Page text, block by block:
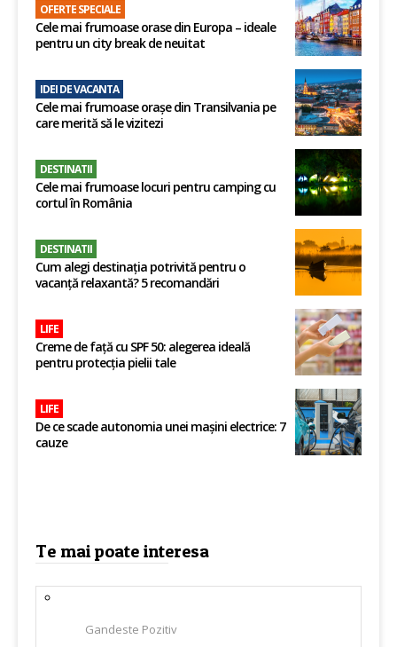
OFERTE SPECIALE
Cele mai frumoase orase din Europa – ideale
pentru un city break de neuitat
IDEI DE VACANTA
Cele mai frumoase orașe din Transilvania pe
care merită să le vizitezi
DESTINATII
Cele mai frumoase locuri pentru camping cu
cortul în România
DESTINATII
Cum alegi destinația potrivită pentru o
vacanță relaxantă? 5 recomandări
LIFE
Creme de față cu SPF 50: alegerea ideală
pentru protecția pielii tale
LIFE
De ce scade autonomia unei mașini electrice: 7
cauze
Te mai poate interesa
Gandeste Pozitiv